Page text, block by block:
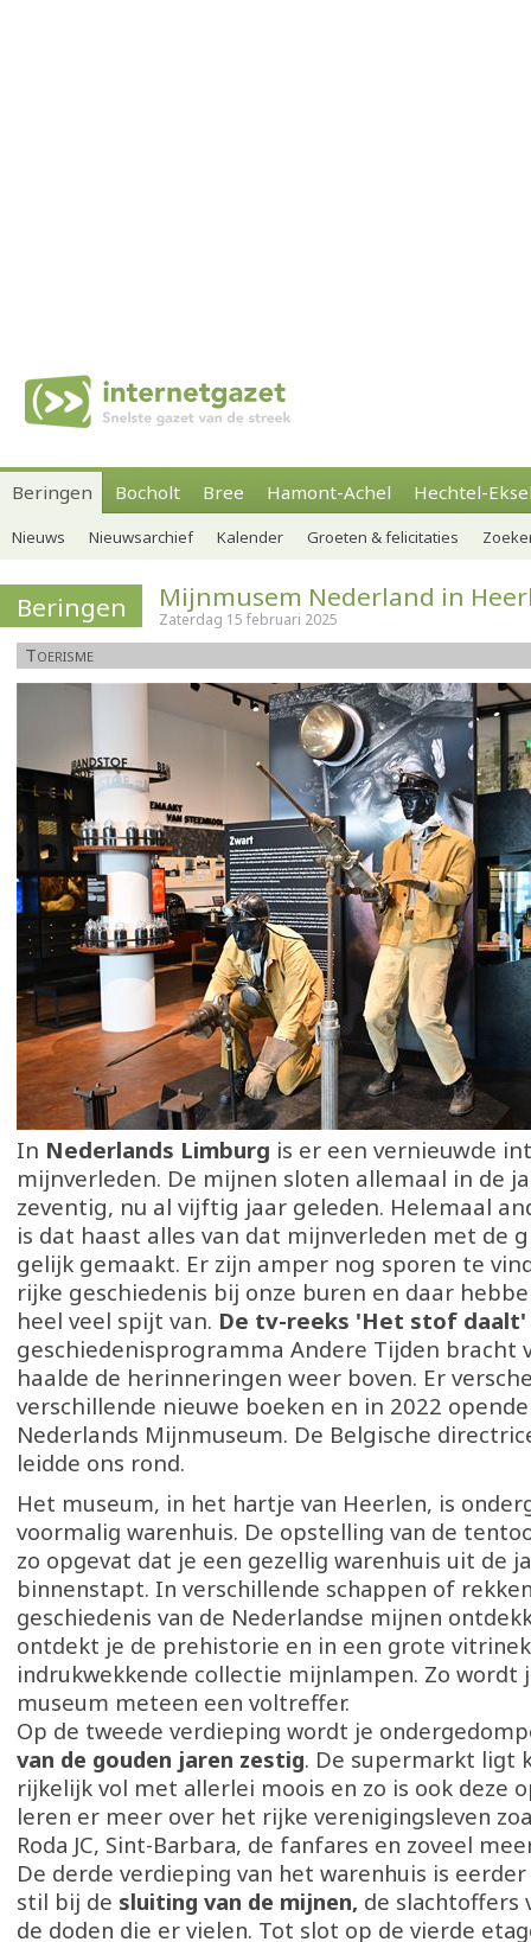
Beringen Bocholt Bree Hamont-Achel Hechtel-
Nieuws Nieuwsarchief Kalender Groeten & felicitaties
Beringen Mijnmusem Nederland in
Zaterdag 15 februari 2025
Toerisme
In Nederlands Limburg is er een vernieuwde
mijnverleden. De mijnen sloten allemaal in de
zeventig, nu al vijftig jaar geleden. Helemaal
is dat haast alles van dat mijnverleden met de
gelijk gemaakt. Er zijn amper nog sporen te
rijke geschiedenis bij onze buren en daar
heel veel spijt van. De tv-reeks 'Het stof daalt'
geschiedenisprogramma Andere Tijden bracht
haalde de herinneringen weer boven. Er
verschillende nieuwe boeken en in 2022
Nederlands Mijnmuseum. De Belgische
leidde ons rond.
Het museum, in het hartje van Heerlen, is
voormalig warenhuis. De opstelling van de
zo opgevat dat je een gezellig warenhuis uit de
binnenstapt. In verschillende schappen of
geschiedenis van de Nederlandse mijnen
ontdekt je de prehistorie en in een grote
indrukwekkende collectie mijnlampen. Zo wordt
museum meteen een voltreffer.
Op de tweede verdieping wordt je
van de gouden jaren zestig. De supermarkt ligt
rijkelijk vol met allerlei moois en zo is ook deze
leren er meer over het rijke verenigingsleven
Roda JC, Sint-Barbara, de fanfares en zoveel
De derde verdieping van het warenhuis is
stil bij de sluiting van de mijnen, de slachtoffers
de doden die er vielen. Tot slot op de vierde